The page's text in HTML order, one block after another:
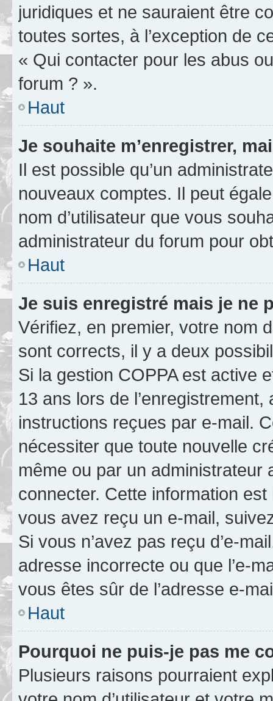
juridiques et ne sauraient être
toutes sortes, à l’exception de
« Qui contacter pour les abus
forum ? ».
Haut
Je souhaite m’enregistrer,
Il est possible qu’un
nouveaux comptes. Il peut
nom d’utilisateur que vous
administrateur du forum pour
Haut
Je suis enregistré mais je ne
Vérifiez, en premier, votre nom
sont corrects, il y a deux
Si la gestion COPPA est active
13 ans lors de
instructions reçues par e-mail.
nécessiter que toute nouvelle
même ou par un
connecter. Cette information
vous avez reçu un e-mail,
Si vous n’avez pas reçu d’e-
adresse incorrecte ou que l’e-
vous êtes sûr de l’adresse e-
Haut
Pourquoi ne puis-je pas me
Plusieurs raisons pourraient